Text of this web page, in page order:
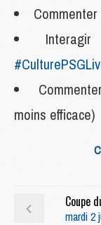
moins efficace)
mardi 2